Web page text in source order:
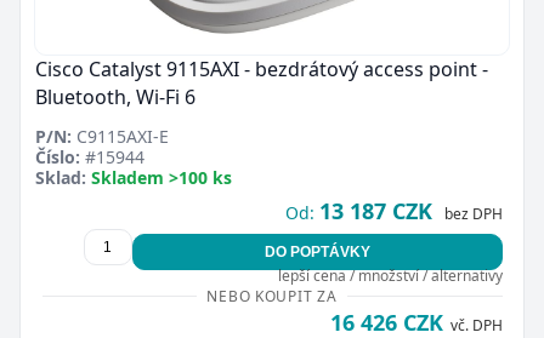
Cisco Catalyst 9115AXI - bezdrátový access point -
Bluetooth, Wi-Fi 6
P/N: C9115AXI-E
Číslo: #15944
Sklad: Skladem >100 ks
Od: 13 187 CZK bez DPH
DO POPTÁVKY
lepší cena / množství / alternativy
NEBO KOUPIT ZA
16 426 CZK vč. DPH